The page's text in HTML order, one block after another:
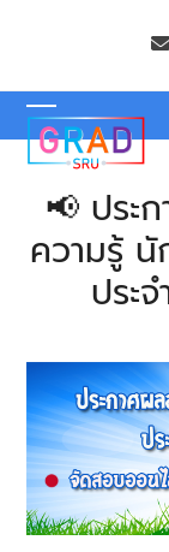
Open
mobile
menu
Close
mobile
menu
📢 ประ
ความรู้
ประ